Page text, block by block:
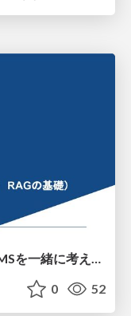
World Plone Day 2026 AI時代のCMSを一緒に考える
0 52